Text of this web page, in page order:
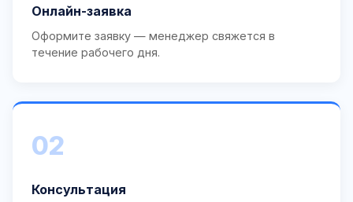
Онлайн-заявка
Оформите заявку — менеджер свяжется в
течение рабочего дня.
02
Консультация